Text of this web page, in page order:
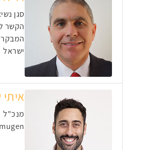
סגן
הקשר
ישראל
איתי
מנכ"ל